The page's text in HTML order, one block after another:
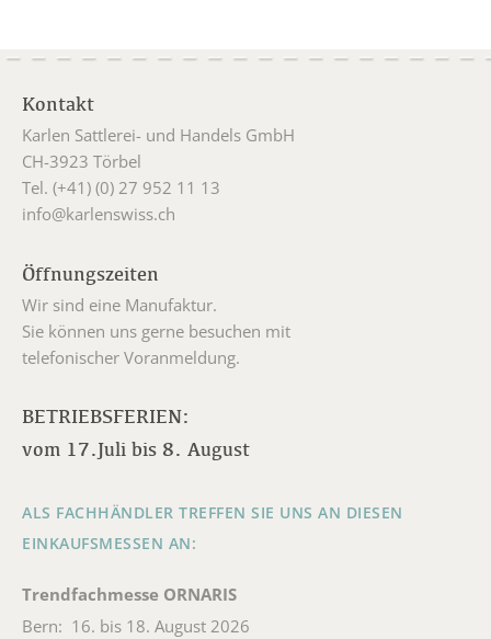
Kontakt
Karlen Sattlerei- und Handels GmbH
CH-3923 Törbel
Tel. (+41) (0) 27 952 11 13
info@karlenswiss.ch
Öffnungszeiten
Wir sind eine Manufaktur.
Sie können uns gerne besuchen mit
telefonischer Voranmeldung.
BETRIEBSFERIEN:
vom 17.Juli bis 8. August
ALS FACHHÄNDLER TREFFEN SIE UNS AN DIESEN
EINKAUFSMESSEN AN:
Trendfachmesse ORNARIS
Bern: 16. bis 18. August 2026